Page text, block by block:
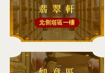
翡 翠 軒
北側塔區一樓